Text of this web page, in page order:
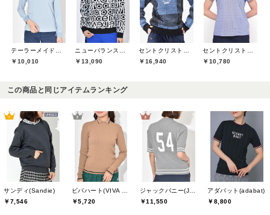
￥10,010
￥13,090
￥16,940
￥10,780
この商品と同じアイテムランキング
サンディ(Sandie)
￥7,546
￥5,720
￥11,550
アダバット(adabat)
￥8,800